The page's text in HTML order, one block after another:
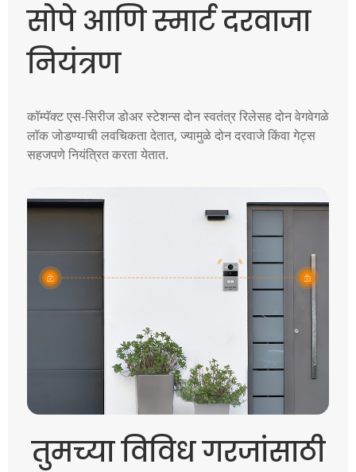
सोपे आणि स्मार्ट दरवाजा
नियंत्रण
कॉम्पॅक्ट एस-सिरीज डोअर स्टेशन्स दोन स्वतंत्र रिलेसह दोन वेगवेगळे
लॉक जोडण्याची लवचिकता देतात, ज्यामुळे दोन दरवाजे किंवा गेट्स
सहजपणे नियंत्रित करता येतात.
तुमच्या विविध गरजांसाठी